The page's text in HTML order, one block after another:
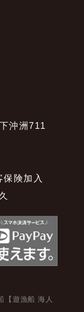
沖洲711
険加入
【遊漁船 海人